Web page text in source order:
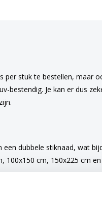
stuk te bestellen, maar
Je kan er dus
dubbele stiknaad, wat
cm, 150x225 cm
De